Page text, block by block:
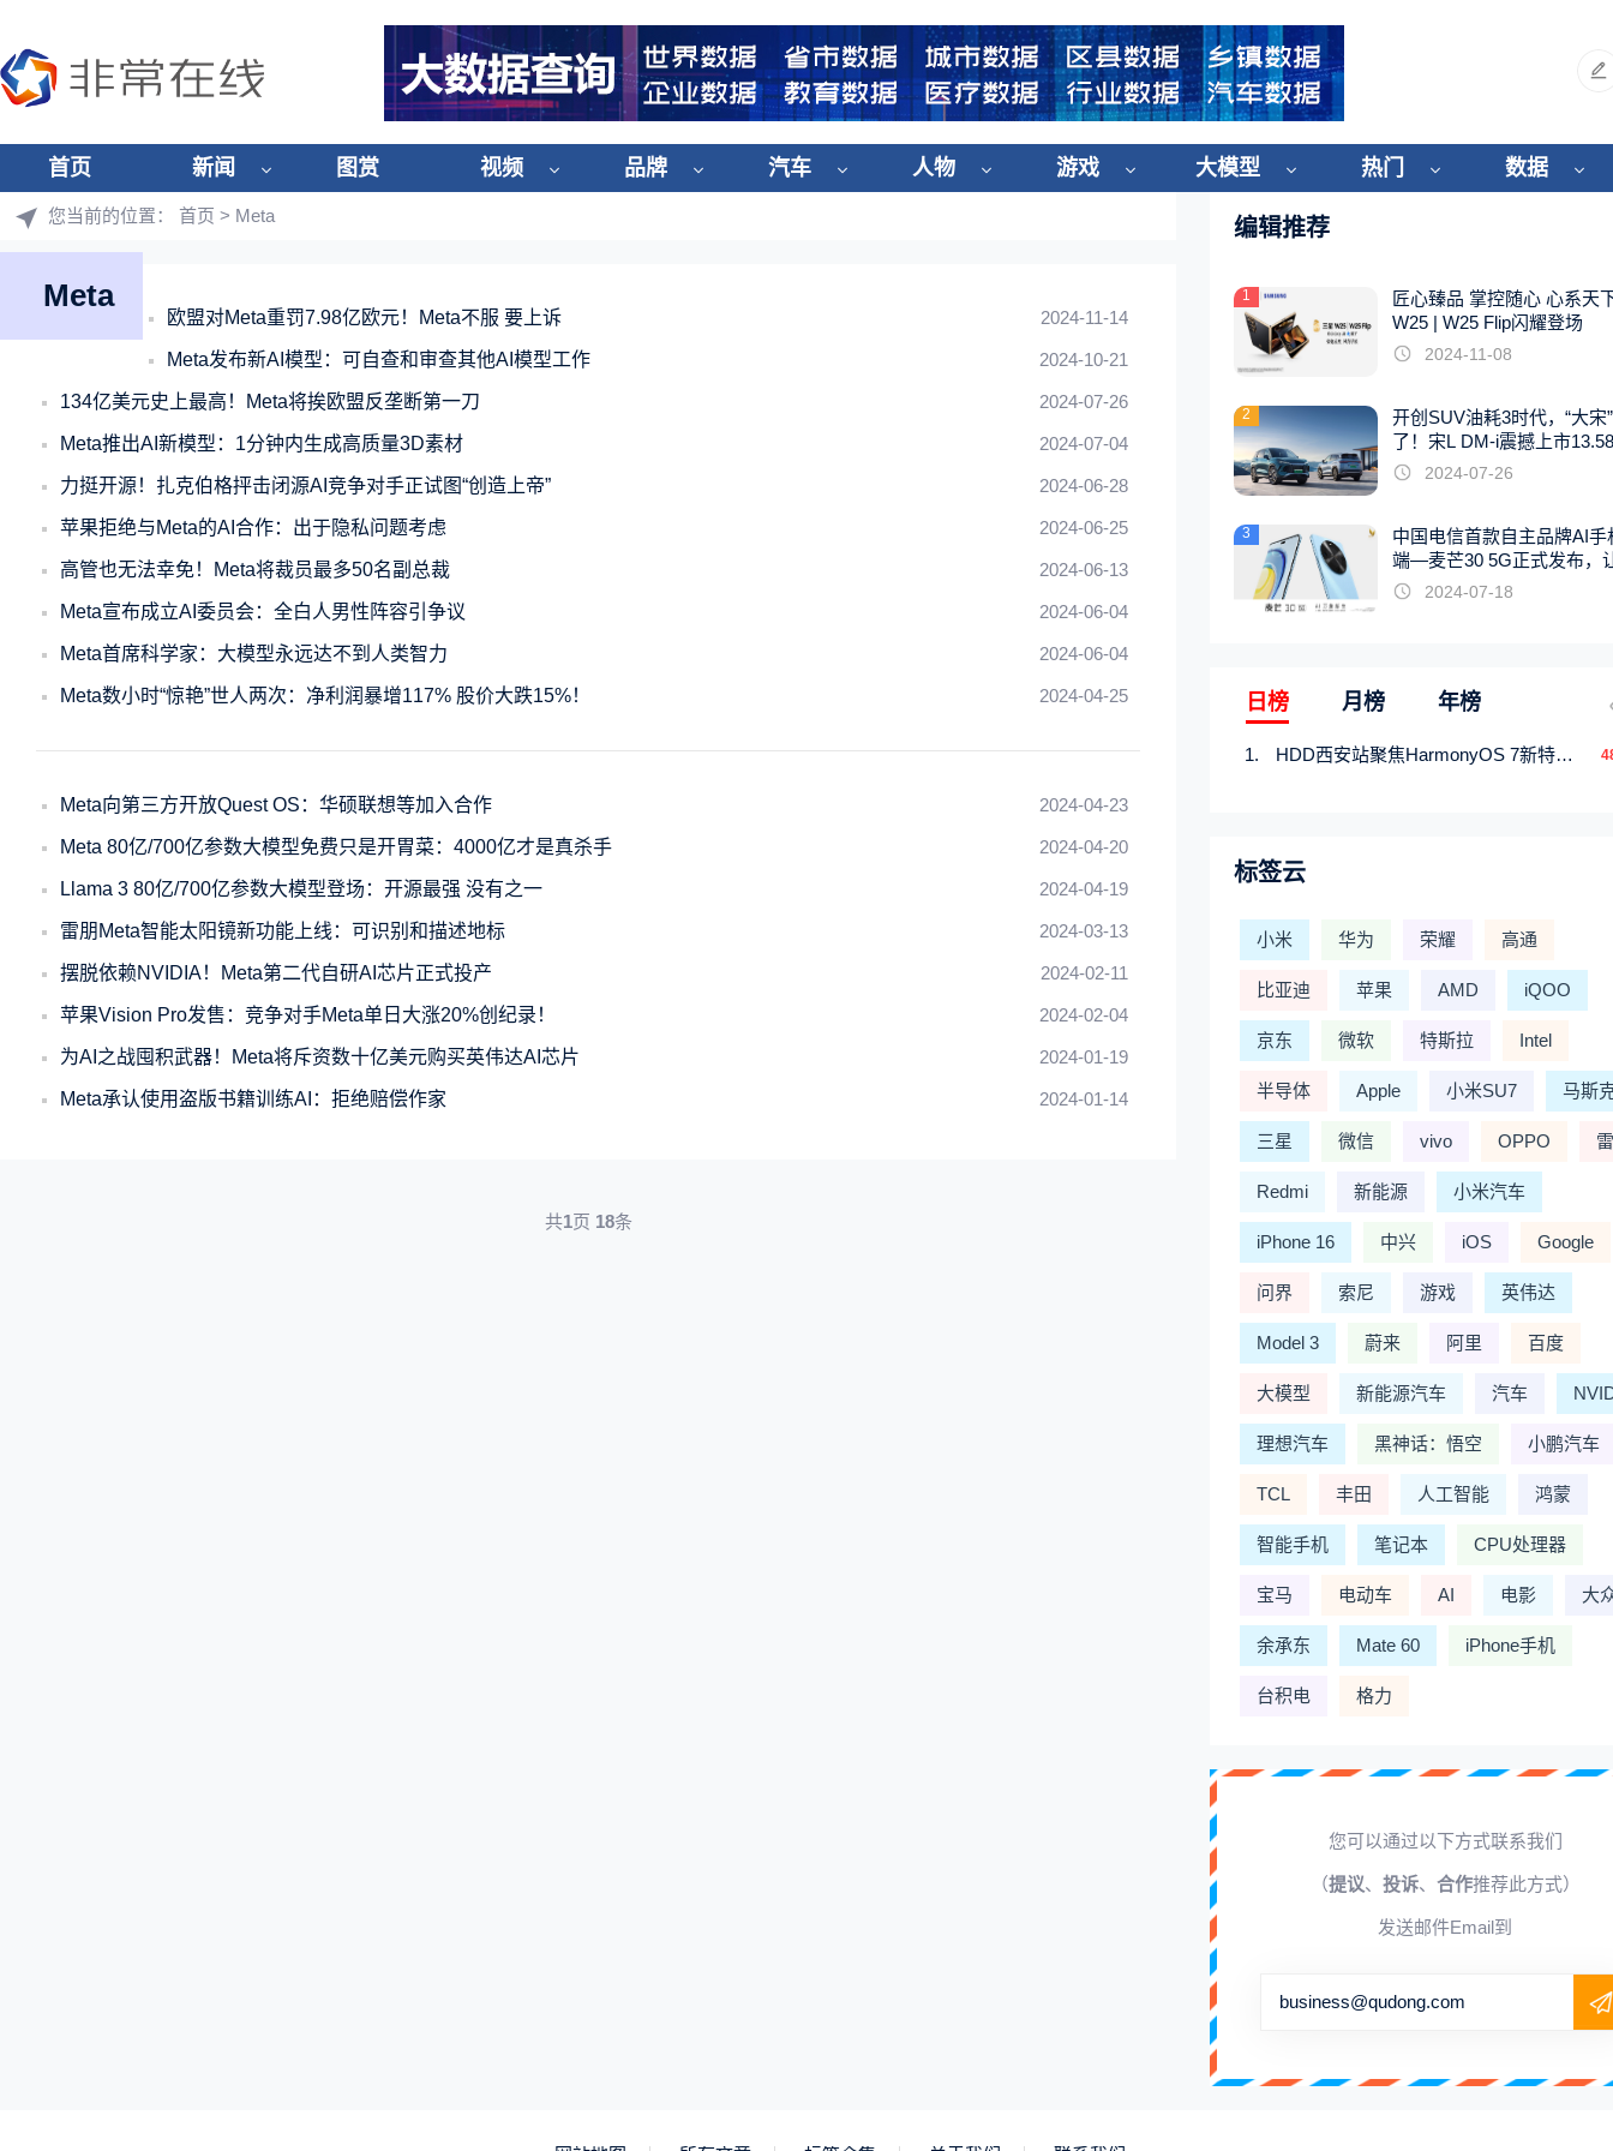
首页 新闻 图赏 视频 品牌 汽车 人物 游戏 大模型 热门 数据
您当前的位置： 首页 > Meta
Meta
2024-11-14
欧盟对Meta重罚7.98亿欧元！Meta不服 要上诉
2024-10-21
Meta发布新AI模型：可自查和审查其他AI模型工作
2024-07-26
134亿美元史上最高！Meta将挨欧盟反垄断第一刀
2024-07-04
Meta推出AI新模型：1分钟内生成高质量3D素材
2024-06-28
力挺开源！扎克伯格抨击闭源AI竞争对手正试图“创造上帝”
2024-06-25
苹果拒绝与Meta的AI合作：出于隐私问题考虑
2024-06-13
高管也无法幸免！Meta将裁员最多50名副总裁
2024-06-04
Meta宣布成立AI委员会：全白人男性阵容引争议
2024-06-04
Meta首席科学家：大模型永远达不到人类智力
2024-04-25
Meta数小时“惊艳”世人两次：净利润暴增117% 股价大跌15%！
2024-04-23
Meta向第三方开放Quest OS：华硕联想等加入合作
2024-04-20
Meta 80亿/700亿参数大模型免费只是开胃菜：4000亿才是真杀手
2024-04-19
Llama 3 80亿/700亿参数大模型登场：开源最强 没有之一
2024-03-13
雷朋Meta智能太阳镜新功能上线：可识别和描述地标
2024-02-11
摆脱依赖NVIDIA！Meta第二代自研AI芯片正式投产
2024-02-04
苹果Vision Pro发售：竞争对手Meta单日大涨20%创纪录！
2024-01-19
为AI之战囤积武器！Meta将斥资数十亿美元购买英伟达AI芯片
2024-01-14
Meta承认使用盗版书籍训练AI：拒绝赔偿作家
共1页 18条
编辑推荐
1
匠心臻品 掌控随心 心系天
W25 | W25 Flip闪耀登场
2024-11-08
2
开创SUV油耗3时代，“大宋
了！宋L DM-i震撼上市
起
2024-07-26
3
中国电信首款自主品牌AI手
端—麦芒30 5G正式发布，
触手可及2024-07-18
日榜 月榜 年榜
HDD西安站聚焦HarmonyOS 7新特性，解锁从互联到智能的应用开发新范式
标签云
小米 华为 荣耀 高通
比亚迪 苹果 AMD iQOO
京东 微软 特斯拉 Intel
半导体 Apple 小米SU7 马斯
三星 微信 vivo OPPO
Redmi 新能源 小米汽车
iPhone 16 中兴 iOS Google
问界 索尼 游戏 英伟达
Model 3 蔚来 阿里 百度
大模型 新能源汽车 汽车
理想汽车 黑神话：悟空 小鹏汽车
TCL 丰田 人工智能 鸿蒙
智能手机 笔记本 CPU处理器
宝马 电动车 AI 电影 大
余承东 Mate 60 iPhone手机
台积电 格力
您可以通过以下方式联系我们
（提议、 投诉、 合作推荐此方式）
发送邮件Email到
business@qudong.com